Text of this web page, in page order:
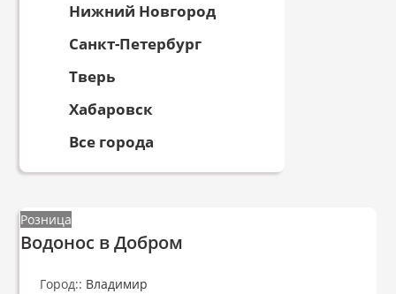
Нижний Новгород
Санкт-Петербург
Тверь
Хабаровск
Все города
Розница
Водонос в Добром
Город:: Владимир